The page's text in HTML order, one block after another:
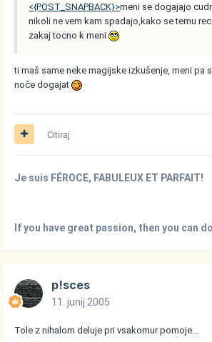
<{POST_SNAPBACK}>meni se dogajajo
nikoli ne vem kam spadajo,kako se temu
zakaj tocno k meni
ti maš same neke magijske izkušenje, meni pa
noče dogajat
Citiraj
Je suis FÉROCE, FABULEUX ET PARFAIT!
If you have great passion, then you can
p!sces
11. junij 2005
Tole z nihalom deluje pri vsakomur pomoje...